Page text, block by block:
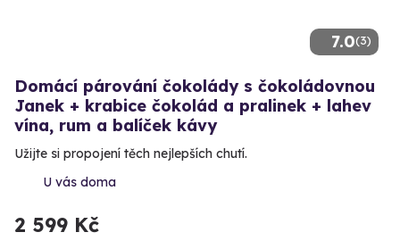
7.0(3)
Domácí párování čokolády s čokoládovnou
Janek + krabice čokolád a pralinek + lahev
vína, rum a balíček kávy
Užijte si propojení těch nejlepších chutí.
U vás doma
2 599 Kč